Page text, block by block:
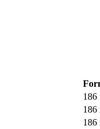
186
186
186